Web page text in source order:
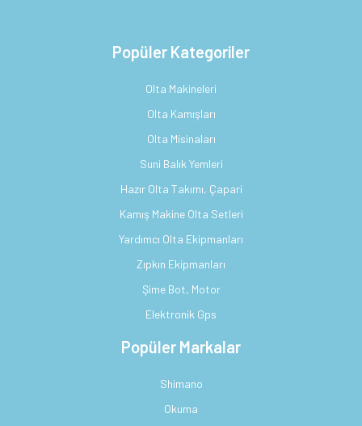
Popüler Kategoriler
Olta Makineleri
Olta Kamışları
Olta Misinaları
Suni Balık Yemleri
Hazır Olta Takımı, Çapari
Kamış Makine Olta Setleri
Yardımcı Olta Ekipmanları
Zıpkın Ekipmanları
Şime Bot, Motor
Elektronik Gps
Popüler Markalar
Shimano
Okuma